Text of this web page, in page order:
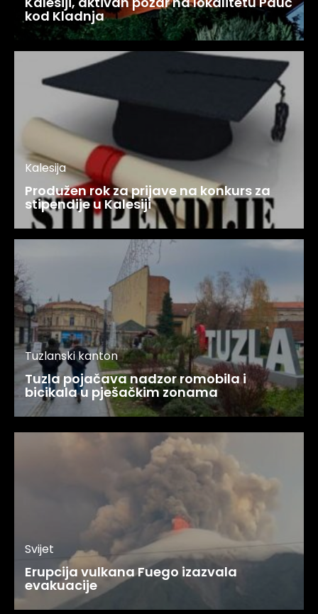
kod Kladnja
Kalesija
Produžen rok za prijave na konkurs za
stipendije u Kalesiji
Tuzlanski kanton
Tuzla pojačava nadzor romobila i
bicikala u pješačkim zonama
Svijet
Erupcija vulkana Fuego izazvala
evakuacije